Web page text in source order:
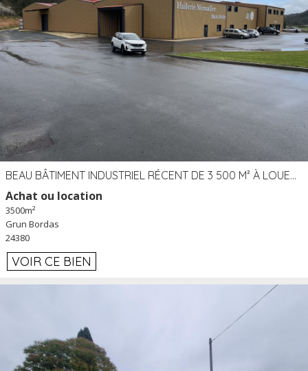
BEAU BÂTIMENT INDUSTRIEL RÉCENT DE 3 500 M² À LOUER OU VENDRE PROCHE PÉRIGUEUX (24)
Achat ou location
3500m²
Grun Bordas
24380
VOIR CE BIEN